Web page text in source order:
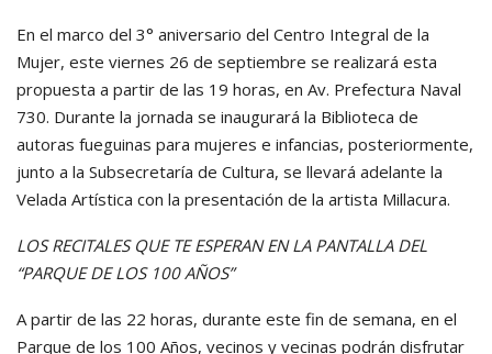
En el marco del 3° aniversario del Centro Integral de la
Mujer, este viernes 26 de septiembre se realizará esta
propuesta a partir de las 19 horas, en Av. Prefectura Naval
730. Durante la jornada se inaugurará la Biblioteca de
autoras fueguinas para mujeres e infancias, posteriormente,
junto a la Subsecretaría de Cultura, se llevará adelante la
Velada Artística con la presentación de la artista Millacura.
LOS RECITALES QUE TE ESPERAN EN LA PANTALLA DEL
“PARQUE DE LOS 100 AÑOS”
A partir de las 22 horas, durante este fin de semana, en el
Parque de los 100 Años, vecinos y vecinas podrán disfrutar